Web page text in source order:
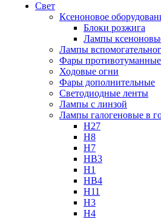
Свет
Ксеноновое
Блоки розжига
Лампы
Лампы
Фары противотуманные
Ходовые огни
Фары дополнительные
Светодиодные ленты
Лампы с линзой
Лампы галогеновые в
H27
H8
H7
HB3
H1
HB4
H11
H3
H4